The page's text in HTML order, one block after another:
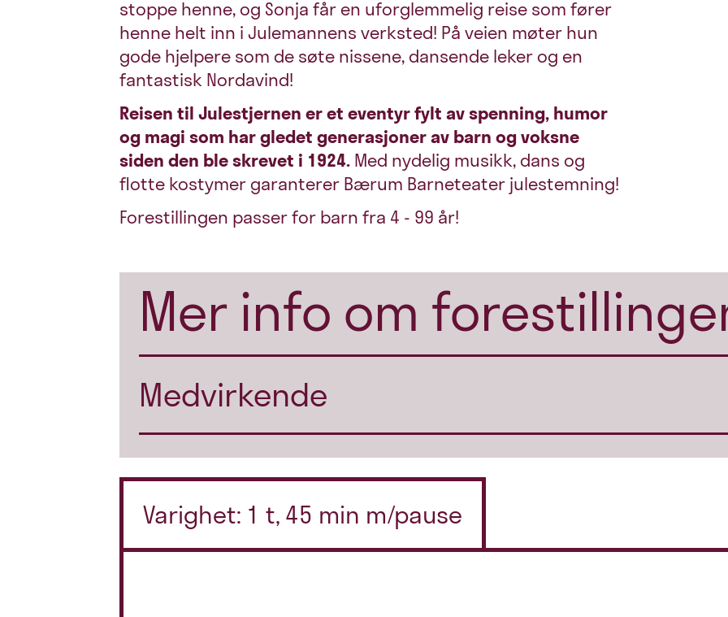
stoppe henne, og Sonja får en uforglemmelig reise som fører
henne helt inn i Julemannens verksted! På veien møter hun
gode hjelpere som de søte nissene, dansende leker og en
fantastisk Nordavind!
Reisen til Julestjernen er et eventyr fylt av spenning, humor
og magi som har gledet generasjoner av barn og voksne
siden den ble skrevet i 1924. Med nydelig musikk, dans og
flotte kostymer garanterer Bærum Barneteater julestemning!
Forestillingen passer for barn fra 4 - 99 år!
Mer info om
Medvirkende
Varighet: 1 t, 45 min m/pause